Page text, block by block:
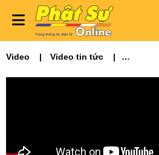
Video
Video tin tức